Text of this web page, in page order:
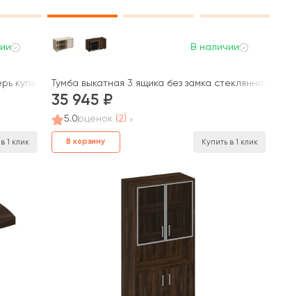
купе 120,2x50x66 Борн
1 клик
В наличии
Тумба выкатная 3 ящика без замка стеклянная
35 945
5.0оценок (2)
В корзину Купить в 1 клик